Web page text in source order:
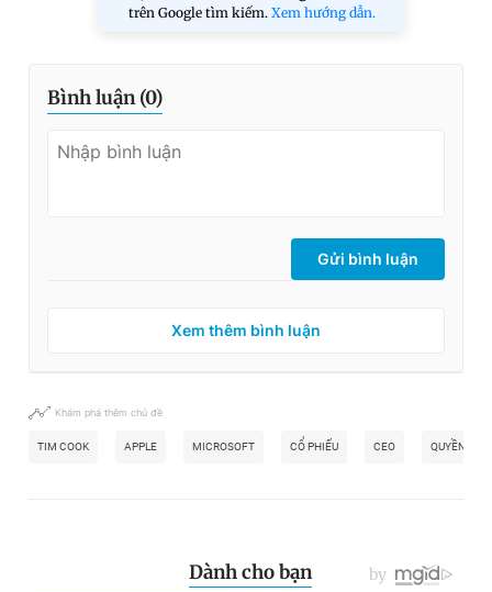
trên Google tìm kiếm. Xem hướng dẫn.
Bình luận (0)
Gửi bình luận
Xem thêm bình luận
Khám phá thêm chủ đề
TIM COOK APPLE MICROSOFT CỔ PHIẾU CEO QUYỀN LỰC